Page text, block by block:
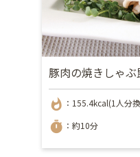
豚肉の焼きしゃ
whatshot ：155.4kcal(1人分
timer ：約10分